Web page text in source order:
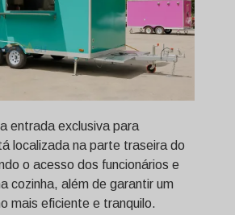
entrada exclusiva para
localizada na parte traseira do
o acesso dos funcionários e
cozinha, além de garantir um
mais eficiente e tranquilo.